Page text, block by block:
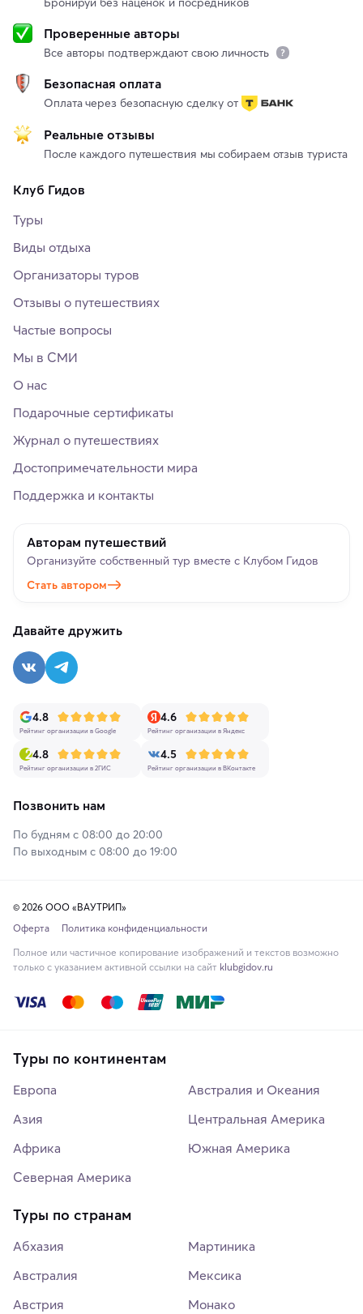
Проверенные авторы
Все авторы подтверждают свою личность
Безопасная оплата
Оплата через безопасную сделку от
Реальные отзывы
После каждого путешествия мы собираем отзыв туриста
Клуб Гидов
Туры
Виды отдыха
Организаторы туров
Отзывы о путешествиях
Частые вопросы
Мы в СМИ
О нас
Подарочные сертификаты
Журнал о путешествиях
Достопримечательности мира
Поддержка и контакты
Авторам путешествий
Организуйте собственный тур вместе с Клубом Гидов
Стать автором
Давайте дружить
4.8
Рейтинг организации в Google
4.6
Рейтинг организации в Яндекс
4.8
Рейтинг организации в 2ГИС
4.5
Рейтинг организации в ВКонтакте
Позвонить нам
По будням с 08:00 до 20:00
По выходным с 08:00 до 19:00
© 2026 ООО «ВАУТРИП»
Оферта
Политика конфиденциальности
Полное или частичное копирование изображений и текстов возможно
только с указанием активной ссылки на сайт klubgidov.ru
Туры по континентам
Европа
Азия
Африка
Северная Америка
Австралия и Океания
Центральная Америка
Южная Америка
Туры по странам
Абхазия
Австралия
Австрия
Мартиника
Мексика
Монако